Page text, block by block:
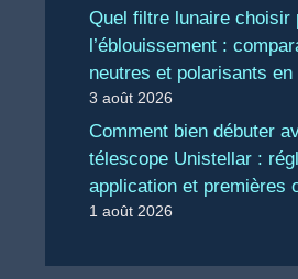
Quel filtre lunaire choisir
l’éblouissement :
neutres et polarisants en
3 août 2026
Comment bien débuter
télescope Unistellar :
application et premières
1 août 2026